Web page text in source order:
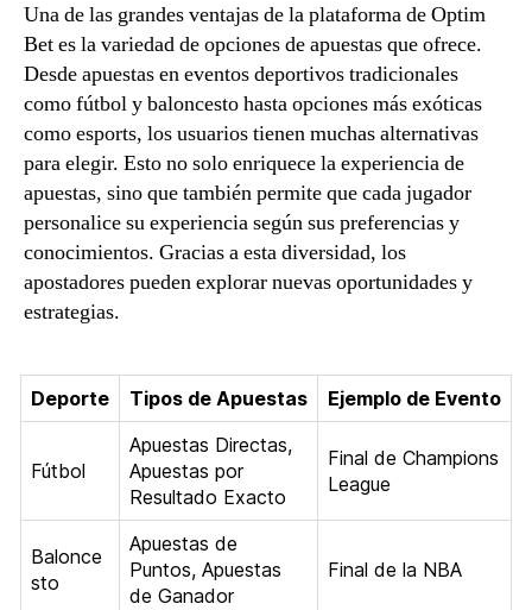
Una de las grandes ventajas de la plataforma de Optim
Bet es la variedad de opciones de apuestas que ofrece.
Desde apuestas en eventos deportivos tradicionales
como fútbol y baloncesto hasta opciones más exóticas
como esports, los usuarios tienen muchas alternativas
para elegir. Esto no solo enriquece la experiencia de
apuestas, sino que también permite que cada jugador
personalice su experiencia según sus preferencias y
conocimientos. Gracias a esta diversidad, los
apostadores pueden explorar nuevas oportunidades y
estrategias.
Deporte Tipos de Apuestas Ejemplo de Evento
Fútbol
Apuestas Directas,
Apuestas por
Resultado Exacto
Final de Champions
League
Balonce
sto
Apuestas de
Puntos, Apuestas
de Ganador
Final de la NBA